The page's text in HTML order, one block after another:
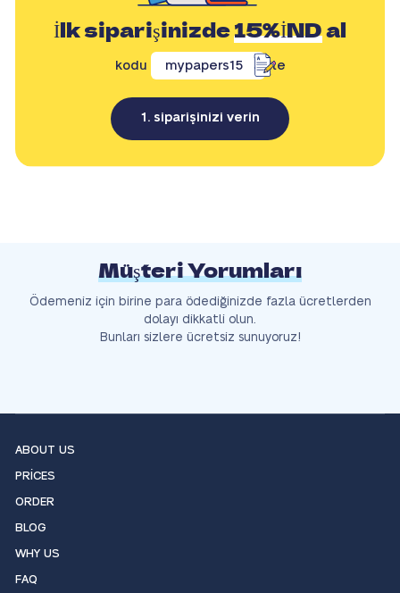
İlk siparişinizde15%İNDal
kodu mypapers15 ile
1. siparişinizi verin
Müşteri Yorumları
Ödemeniz için birine para ödediğinizde fazla ücretlerden
dolayı dikkatli olun.
Bunları sizlere ücretsiz sunuyoruz!
ABOUT US
PRICES
ORDER
BLOG
WHY US
FAQ